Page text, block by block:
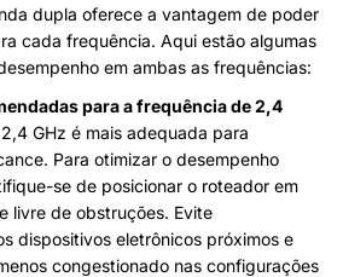
dupla oferece a vantagem de poder
cada frequência. Aqui estão algumas
em ambas as frequências:
para a frequência de 2,4
GHz é mais adequada para
Para otimizar o desempenho
se de posicionar o roteador em
livre de obstruções. Evite
dispositivos eletrônicos próximos e
congestionado nas configurações